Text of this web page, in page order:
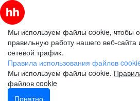
Мы используем файлы cookie, чтобы
правильную работу нашего веб-сайта
сетевой трафик.
Правила использования файлов
Мы используем файлы cookie.
файлов cookie
Понятно